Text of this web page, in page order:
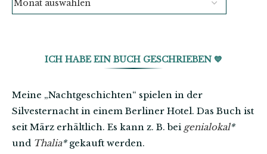
ICH HABE EIN BUCH GESCHRIEBEN 💙
Meine „Nachtgeschichten“ spielen in der
Silvesternacht in einem Berliner Hotel. Das Buch ist
seit März erhältlich. Es kann z. B. bei genialokal*
und Thalia*gekauft werden.